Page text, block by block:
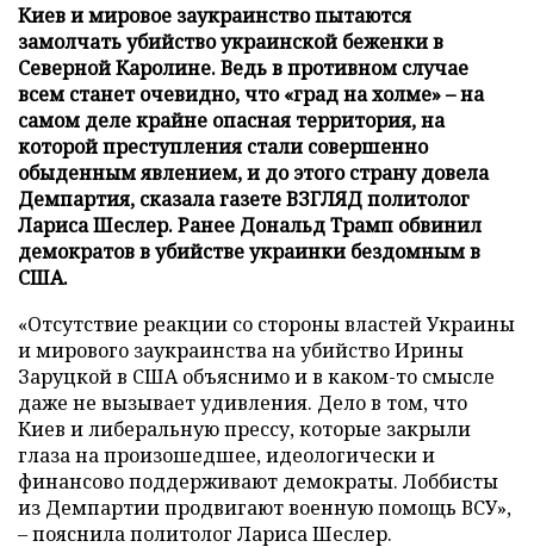
Киев и мировое заукраинство пытаются
замолчать убийство украинской беженки в
Северной Каролине. Ведь в противном случае
всем станет очевидно, что «град на холме» – на
самом деле крайне опасная территория, на
которой преступления стали совершенно
обыденным явлением, и до этого страну довела
Демпартия, сказала газете ВЗГЛЯД политолог
Лариса Шеслер. Ранее Дональд Трамп обвинил
демократов в убийстве украинки бездомным в
США.
«Отсутствие реакции со стороны властей Украины
и мирового заукраинства на убийство Ирины
Заруцкой в США объяснимо и в каком-то смысле
даже не вызывает удивления. Дело в том, что
Киев и либеральную прессу, которые закрыли
глаза на произошедшее, идеологически и
финансово поддерживают демократы. Лоббисты
из Демпартии продвигают военную помощь ВСУ»,
– пояснила политолог Лариса Шеслер.